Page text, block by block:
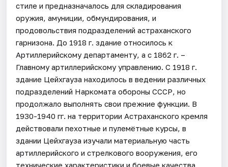
стиле и предназначалось для складирования
оружия, амуниции, обмундирования, и
продовольствия подразделений астраханского
гарнизона. До 1918 г. здание относилось к
Артиллерийскому департаменту, а с 1862 г. –
Главному артиллерийскому управлению. С 1918 г.
здание Цейхгауза находилось в ведении различных
подразделений Наркомата обороны СССР, но
продолжало выполнять свои прежние функции. В
1930-1940 гг. на территории Астраханского кремля
действовали пехотные и пулемётные курсы, в
здании Цейхгауза изучали материальную часть
артиллерийского и стрелкового вооружения, его
технические характеристики и боевые качества.